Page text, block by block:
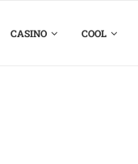
CASINO COOL